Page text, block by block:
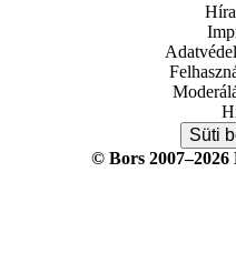
Süti
© Bors